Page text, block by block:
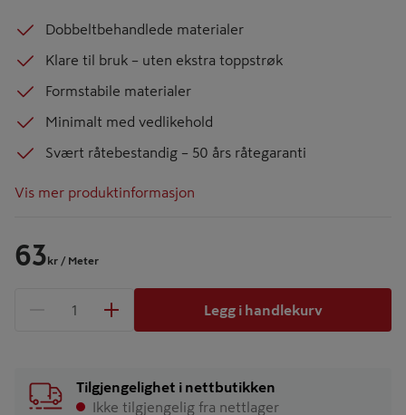
Dobbeltbehandlede materialer
Klare til bruk – uten ekstra toppstrøk
Formstabile materialer
Minimalt med vedlikehold
Svært råtebestandig – 50 års råtegaranti
Vis mer produktinformasjon
63 kr / Meter
1 produkter
Legg i handlekurv
Tilgjengelighet i nettbutikken
Ikke tilgjengelig fra nettlager